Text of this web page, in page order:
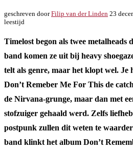
geschreven doorFilip van der Linden 23
leestijd
Timelost begon als twee metalheads
band komen ze uit bij heavy
telt als genre, maar het klopt wel.
Don’t Remeber Me For This de
de Nirvana-grunge, maar dan met
stofzuiger gehaald werd. Zelfs
postpunk zullen dit weten te
band klinkt het album Don’t